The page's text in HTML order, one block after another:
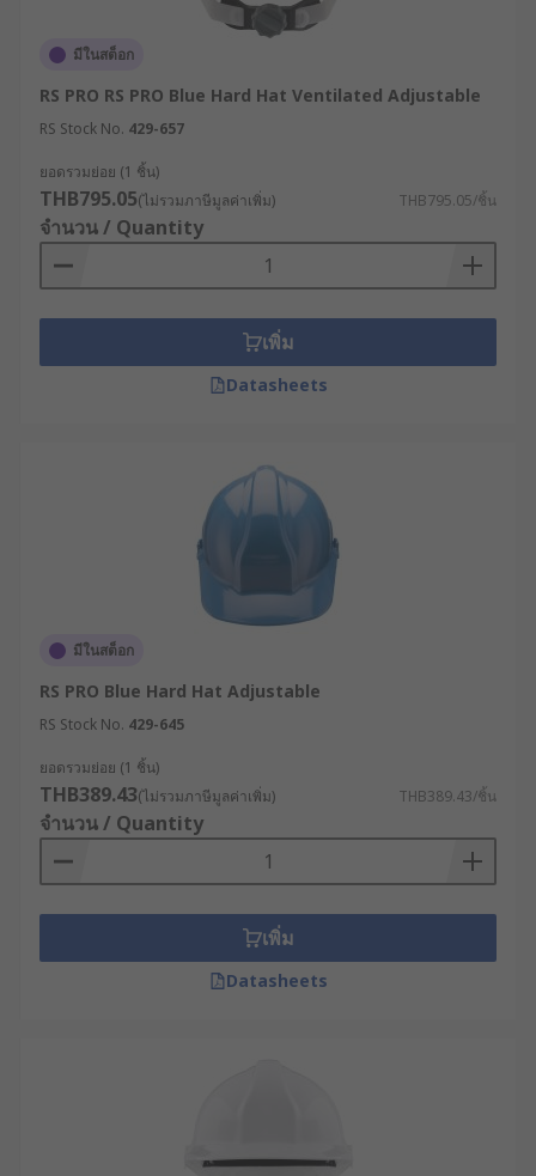
หมวกกันกระแทกมีหลายสี แม้ไม่มีกฎหมายกำหนดสีห
เพื่อระบุประเภทของงาน ตัวอย่างเช่น หมวกกัน
กระแทกสีเหลืองสำหรับผู้ปฏิบัติงานทั่วไปและผู้ที่
เกี่ยวข้องกับงานเคลื่อนย้ายดิน หมวกเซฟตี้สีขาว เป็น
หมวกวิศวกร หรือสำหรับผู้จัดการ หัวหน้าคนงาน และ
สถาปนิก หมวกกันกระแทกสีน้ำตาล สำหรับผู้ที่ทำงาน
กับอุปกรณ์ที่มีอุณหภูมิสูง เช่น ช่างเชื่อม เป็นต้น
อายุการใช้งานของหมวกกัน
แนะนำว่าโดยเฉลี่ยแล้วอายุการใช้งานของอยู่ที่
ประมาณ 2-5 ปี โดยควรเปลี่ยนเมื่อถึงเวลาที่กำหนด
เพื่อความปลอดภัยในการทำงาน
เลือกซื้ออุปกรณ์ป้องกันศีรษะ
หลากหลายแบรนด์ชั้นนำได้ที่
RS
สำหรับผู้ประกอบการที่กำลังมองหาแหล่งซื้ออุปกรณ์
ป้องกันศีรษะ ไม่ว่าจะเป็นหมวกกันกระแทก หมวก
ก่อสร้าง หรือหมวกเซฟตี้ในราคาคุ้มค่า คุณภาพดี ต้อง
ที่ RS เพราะเราคัดอุปกรณ์ป้องกันศีรษะคุณภาพสูงจาก
หลากหลายแบรนด์ชั้น นำทั่วโลกมาให้เลือกสรร
สะดวกผ่านเว็บไซต์ของเราได้ตลอด 24 ชม. หรือปรึกษา
เจ้าหน้าที่ผู้เชี่ยวชาญของเราเพื่อหาหมวกนิรภัยที่
เหมาะกับอุตสาหกรรมของคุณที่สุดได้เลย
มีในสต็อก
RS PRO RS PRO Blue Hard Hat Ventilated Adjustable
RS Stock No. 429-657
ยอดรวมย่อย (1 ชิ้น)
THB795.05(ไม่รวมภาษีมูลค่าเพิ่ม) THB795.05/ชิ้น
จำนวน / Quantity
เพิ่ม
Datasheets
มีในสต็อก
RS PRO Blue Hard Hat Adjustable
RS Stock No. 429-645
ยอดรวมย่อย (1 ชิ้น)
THB389.43(ไม่รวมภาษีมูลค่าเพิ่ม) THB389.43/ชิ้น
จำนวน / Quantity
เพิ่ม
Datasheets